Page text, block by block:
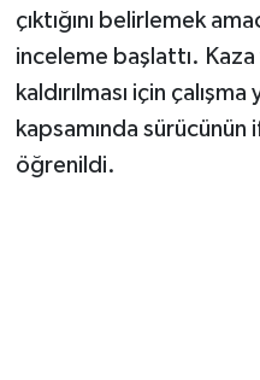
çıktığını belirlemek
inceleme başlattı.
kaldırılması için
kapsamında
öğrenildi.